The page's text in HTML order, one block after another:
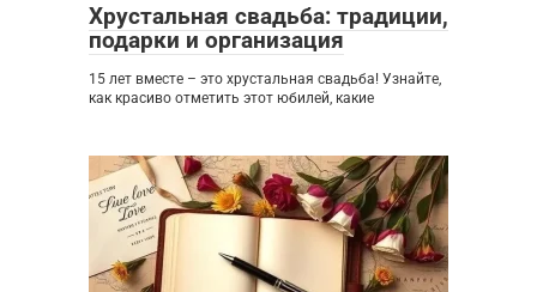
Хрустальная свадьба: традиции,
подарки и организация
15 лет вместе – это хрустальная свадьба! Узнайте,
как красиво отметить этот юбилей, какие